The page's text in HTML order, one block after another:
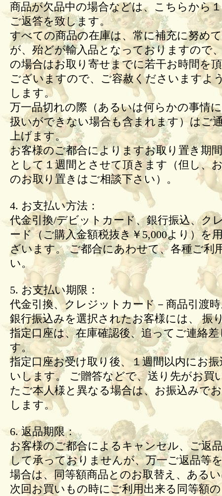
商品が欠品中の場合などは、こちらから
ご返答を致します。
すべての商品の在庫は、常に補充に努め
が、殆どが輸入品となっておりますので
の場合はお取り寄せまでに若干お時間を
ございますので、ご容赦くださいますよ
します。
万一品切れの際（あるいは何らかの事情
扱いができない場合も含まれます）はご
上げます。
お客様のご都合によりますお取り置き期
として１週間とさせて頂きます（但し、
のお取り置きはご相談下さい）。
4. お支払い方法：
代金引換/デビットカード、銀行振込、ク
ード（ご購入金額税抜き￥5,000より）を
ざいます。 ご都合にあわせて、各種ご利
い。
5. お支払い期限：
代金引換、クレジットカード－商品引渡
銀行振込みを選択されたお客様には、 振
指定口座は、在庫確認後、追ってご連絡
す。
指定口座お受け取り後、１週間以内にお
いします。 ご贈答などで、送り先がお買
たご本人様と異なる場合は、お振込みで
します。
6. 返品期限：
お客様のご都合によるキャンセル、ご返
して承っておりませんが、万一ご返品等
場合は、同等額商品とのお取替え、ある
次回お買いもの時にご利用出来る同等額